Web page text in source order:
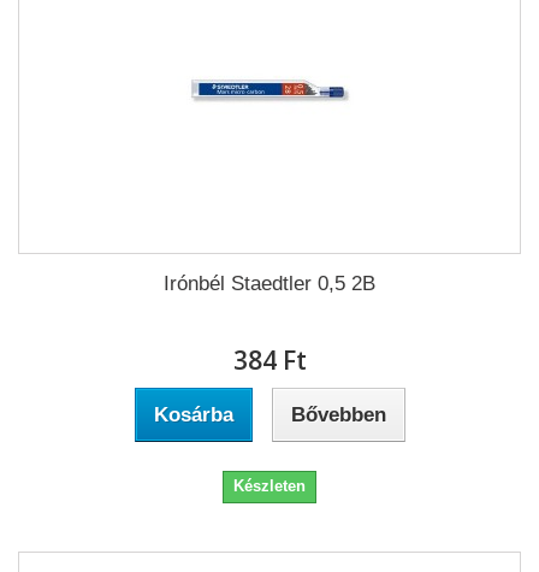
Irónbél Staedtler 0,5 2B
384 Ft‎
Kosárba Bővebben
Készleten